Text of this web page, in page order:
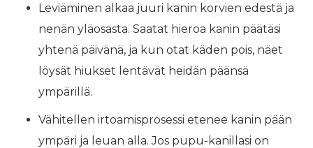
Leviäminen alkaa juuri kanin korvien edestä ja
nenän yläosasta. Saatat hieroa kanin päätäsi
yhtenä päivänä, ja kun otat käden pois, näet
löysät hiukset lentävät heidän päänsä
ympärillä.
Vähitellen irtoamisprosessi etenee kanin pään
ympäri ja leuan alla. Jos pupu-kanillasi on